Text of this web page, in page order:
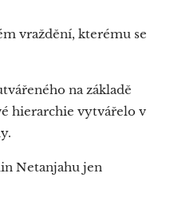
vraždění, kterému se
na základě
hierarchie vytvářelo v
Netanjahu jen